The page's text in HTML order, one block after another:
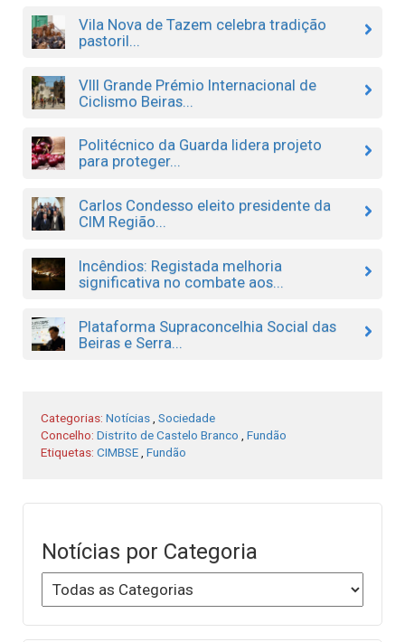
Vila Nova de Tazem celebra tradição
pastoril...
VIII Grande Prémio Internacional de
Ciclismo Beiras...
Politécnico da Guarda lidera projeto
para proteger...
Carlos Condesso eleito presidente da
CIM Região...
Incêndios: Registada melhoria
significativa no combate aos...
Plataforma Supraconcelhia Social das
Beiras e Serra...
Categorias: Notícias, Sociedade
Concelho: Distrito de Castelo Branco , Fundão
Etiquetas: CIMBSE, Fundão
Notícias por Categoria